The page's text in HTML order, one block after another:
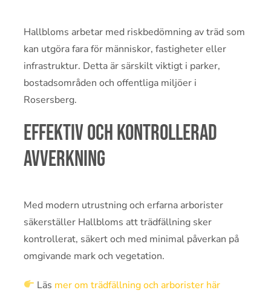
Hallbloms arbetar med riskbedömning av träd som
kan utgöra fara för människor, fastigheter eller
infrastruktur. Detta är särskilt viktigt i parker,
bostadsområden och offentliga miljöer i
Rosersberg.
Effektiv och kontrollerad
avverkning
Med modern utrustning och erfarna arborister
säkerställer Hallbloms att trädfällning sker
kontrollerat, säkert och med minimal påverkan på
omgivande mark och vegetation.
Läs mer om trädfällning och arborister här